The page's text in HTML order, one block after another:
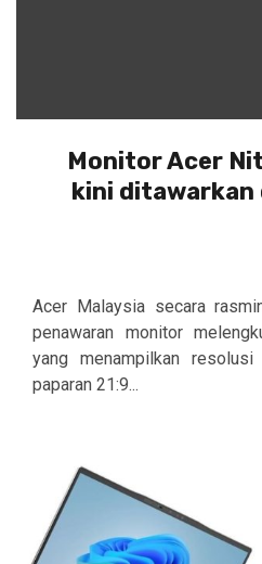
Monitor Acer
kini ditawarkan
Acer Malaysia secara
penawaran monitor
yang menampilkan
paparan 21:9...